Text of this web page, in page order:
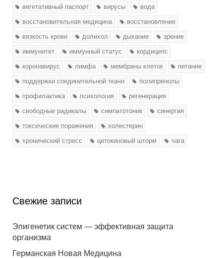
вегетативный паспорт
вирусы
вода
восстановительная медицина
восстановление
вязкость крови
долихол дыхание
зрение
иммунитет
иммунный статус
кордицепс
коронавирус
лимфа мембраны клеток
питание
поддержки соединительной ткани
полипренолы
профилактика
психология
регенерация
свободные радикалы
симпатотоник
синергия
токсические поражения
холестерин
хронический стресс
цитокиновый шторм чага
Свежие записи
Эпигенетик систем — эффективная защита
организма
Германская Новая Медицина